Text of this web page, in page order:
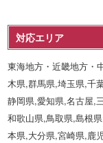
対応エリア
東海地方・近畿地方
木県,群馬県,埼玉県,千
静岡県,愛知県,名古屋,
和歌山県,鳥取県,島根
本県,大分県,宮崎県,鹿